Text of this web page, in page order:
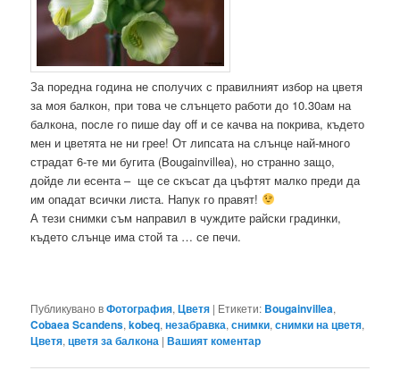
За поредна година не сполучих с правилният избор на цветя
за моя балкон, при това че слънцето работи до 10.30ам на
балкона, после го пише day off и се качва на покрива, където
мен и цветята не ни грее! От липсата на слънце най-много
страдат 6-те ми бугита (Bougainvillea), но странно защо,
дойде ли есента – ще се скъсат да цъфтят малко преди да
им опадат всички листа. Напук го правят!
А тези снимки съм направил в чуждите райски градинки,
където слънце има стой та … се печи.
Публикувано вФотография,Цветя | Етикети: Bougainvillea,
Cobaea Scandens,kobeq,незабравка,снимки,снимки на цветя,
Цветя,цветя за балкона |Вашият коментар